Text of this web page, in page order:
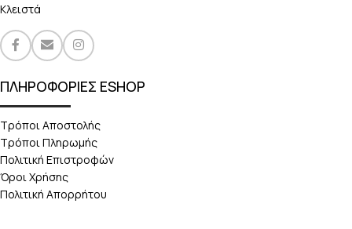
Κλειστά
ΠΛΗΡΟΦΟΡΙΕΣ ESHOP
Τρόποι Αποστολής
Τρόποι Πληρωμής
Πολιτική Επιστροφών
Όροι Χρήσης
Πολιτική Απορρήτου